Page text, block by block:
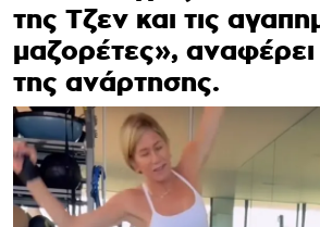
της Τζεν και τις
μαζορέτες»,
της ανάρτησης.